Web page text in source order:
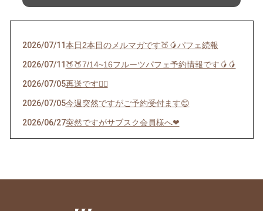
2026/07/11本日2本目のメルマガです🍑🥭パフェ続報
2026/07/11 🍑🍑7/14~16フルーツパフェ予約情報です🥭🥭
2026/07/05再送です🙇‍♀️
2026/07/05今週突然ですがご予約受付ます😊
2026/06/27突然ですがサブスク会員様へ❤︎
2026/06/22インスタストーリーズにあげたパフェの件🍊
ます🍎